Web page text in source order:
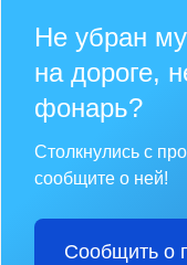
Не убран
на дороге,
фонарь?
Столкнулись с
сообщите о ней!
Сообщить о